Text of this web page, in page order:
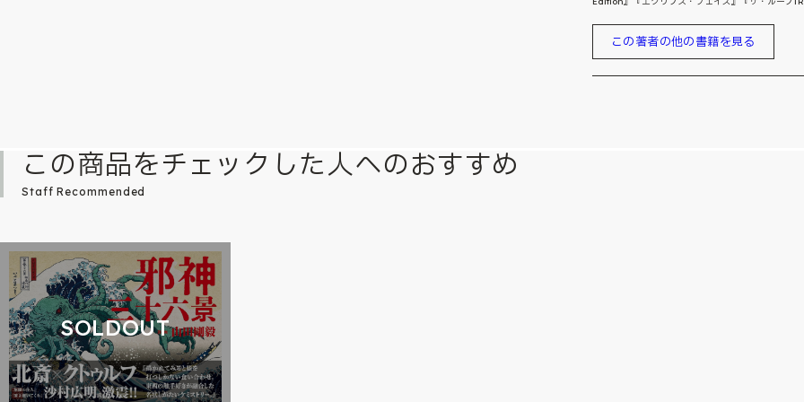
この著者の他の書籍を見る
この商品をチェックした人へのおすすめ
Staff Recommended
SOLDOUT